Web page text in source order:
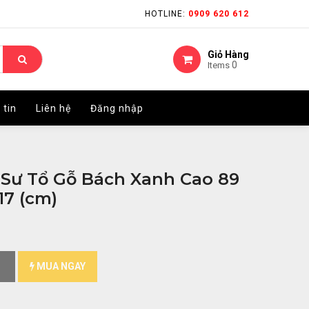
HOTLINE: 0909 620 612
Giỏ Hàng
Items 0
tin Liên hệ Đăng nhập
HOTLINE: 0909 620 612
Giỏ Hàng
Items 0
tin Liên hệ Đăng nhập
Tổ Gỗ Bách Xanh Cao 89
(cm)
MUA NGAY